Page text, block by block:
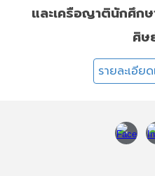
และเครือญาตินักศึก
ศิษ
รายละเอีย